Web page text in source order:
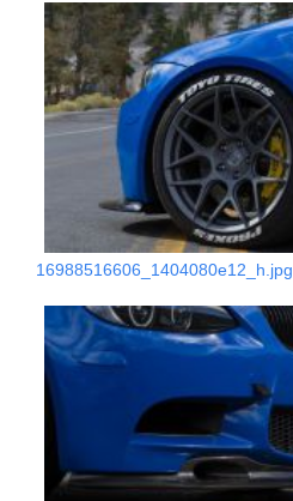
16988516606_1404080e12_h.jpg